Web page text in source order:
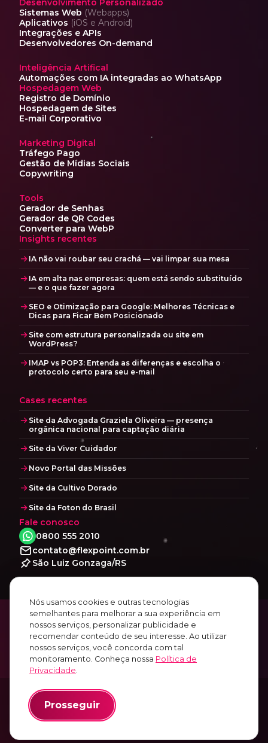
Desenvolvimento Personalizado
Sistemas Web (Webapps)
Aplicativos (iOS e Android)
Integrações e APIs
Desenvolvedores On-demand
Inteligência Artifical
Automações com IAintegradas ao WhatsApp
Hospedagem Web
Registro de Domínio
Hospedagem de Sites
E-mail Corporativo
Marketing Digital
Tráfego Pago
Gestão de Mídias Sociais
Copywriting
Tools
Gerador de Senhas
Gerador de QR Codes
Converter para WebP
Insights recentes
IA não vai roubar seu crachá — vai limpar sua mesa
IA em alta nas empresas: quem está sendo substituído
— e o que fazer agora
SEO e Otimização para Google: Melhores Técnicas e
Dicas para Ficar Bem Posicionado
Site com estrutura personalizada ou site em
WordPress?
IMAP vs POP3: Entenda as diferenças e escolha o
protocolo certo para seu e-mail
Cases recentes
Site da Advogada Graziela Oliveira — presença
orgânica nacional para captação diária
Site da Viver Cuidador
Novo Portal das Missões
Site da Cultivo Dorado
Site da Foton do Brasil
Fale conosco
0800 555 2010
contato@flexpoint.com.br
São Luiz Gonzaga/RS
Facebook
Instagram
Linkedin
Youtube
© 2010~2026
Todos os direitos reservados.
FLEXPOINT SOLUÇÕES WEB LTDA
Nós usamos cookies e outras tecnologias
semelhantes para melhorar a sua experiência em
nossos serviços, personalizar publicidade e
recomendar conteúdo de seu interesse. Ao utilizar
nossos serviços, você concorda com tal
monitoramento. Conheça nossa Política de
Privacidade.
Prosseguir